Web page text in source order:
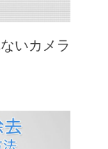
いカメラ